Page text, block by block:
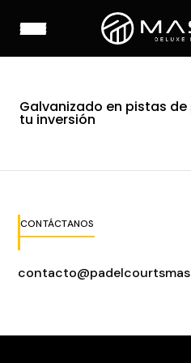
Galvanizado en pistas
tu inversión
CONTÁCTANOS